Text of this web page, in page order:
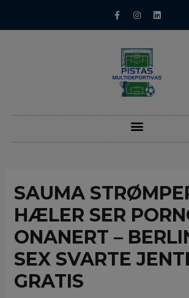
SAUMA
HÆLER SER
ONANERT –
SEX SVARTE
GRATIS